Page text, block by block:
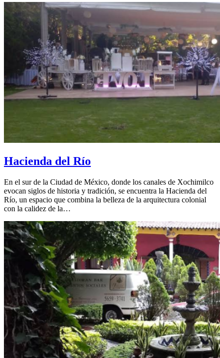
Hacienda del Río
En el sur de la Ciudad de México, donde los canales de Xochimilco
evocan siglos de historia y tradición, se encuentra la Hacienda del
Río, un espacio que combina la belleza de la arquitectura colonial
con la calidez de la…